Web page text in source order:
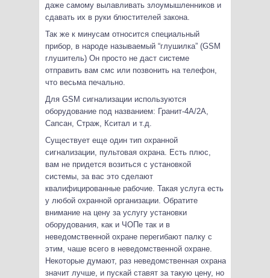
даже самому вылавливать злоумышленников и
сдавать их в руки блюстителей закона.
Так же к минусам относится специальный
прибор, в народе называемый “глушилка” (GSM
глушитель) Он просто не даст системе
отправить вам смс или позвонить на телефон,
что весьма печально.
Для GSM сигнализации используются
оборудование под названием: Гранит-4A/2A,
Сапсан, Страж, Кситал и т.д.
Существует еще один тип охранной
сигнализации, пультовая охрана. Есть плюс,
вам не придется возиться с установкой
системы, за вас это сделают
квалифицированные рабочие. Такая услуга есть
у любой охранной организации. Обратите
внимание на цену за услугу установки
оборудования, как и ЧОПе так и в
неведомственной охране перегибают палку с
этим, чаше всего в неведомственной охране.
Некоторые думают, раз неведомственная охрана
значит лучше, и пускай ставят за такую цену, но